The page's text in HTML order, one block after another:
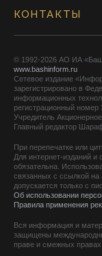
КОНТАКТЫ
© 1992-2026 АО ИА
www.bashinform.ru
Сетевое издание
зарегистрировано в
информационных
регистрационный
Учредитель
Главный редактор
При перепечатке или
Для интернет-изданий и
обязательна.
связанных с ссылкой на
допускается только с
Об использовании
Правила применения
Вся информация и
защищены
праве и смежных